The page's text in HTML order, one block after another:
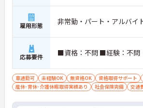
雇用形態 非常勤・パート・アルバイ
応募要件 ■資格：不問 ■経験：不問
車通勤可 未経験OK 無資格OK 資格取得サポート
産休･育休･介護休暇取得実績あり
社会保険完備 交通